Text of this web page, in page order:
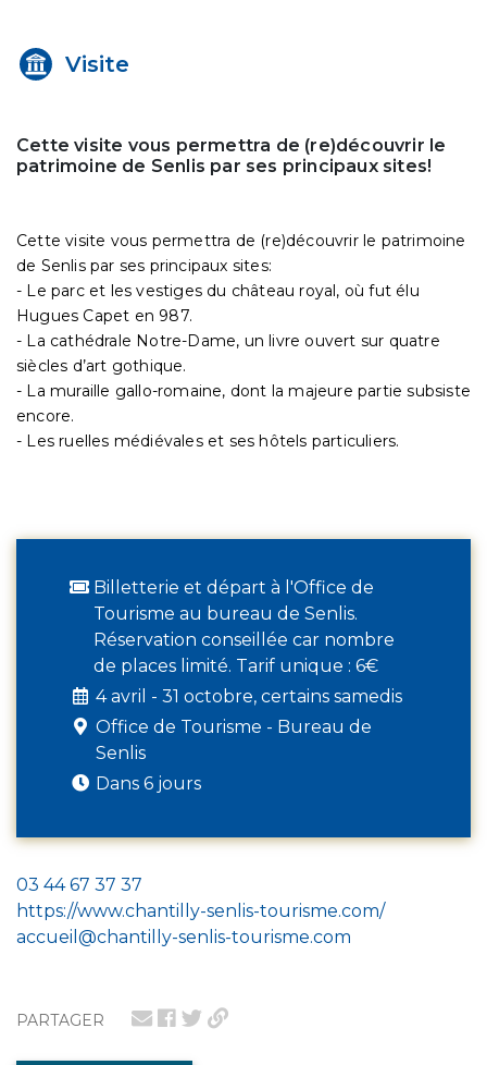
PARTAGER
Visite
Cette visite vous permettra de (re)découvrir le
patrimoine de Senlis par ses principaux sites!
Cette visite vous permettra de (re)découvrir le patrimoine
de Senlis par ses principaux sites:
- Le parc et les vestiges du château royal, où fut élu
Hugues Capet en 987.
- La cathédrale Notre-Dame, un livre ouvert sur quatre
siècles d’art gothique.
- La muraille gallo-romaine, dont la majeure partie subsiste
encore.
- Les ruelles médiévales et ses hôtels particuliers.
Billetterie et départ à l'Office de
Tourisme au bureau de Senlis.
Réservation conseillée car nombre
de places limité. Tarif unique : 6€
4 avril - 31 octobre, certains samedis
Office de Tourisme - Bureau de
Senlis
Dans 6 jours
03 44 67 37 37
https://www.chantilly-senlis-tourisme.com/
accueil@chantilly-senlis-tourisme.com